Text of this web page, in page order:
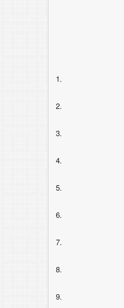
1.
2.
3.
4.
5.
6.
7.
8.
9.